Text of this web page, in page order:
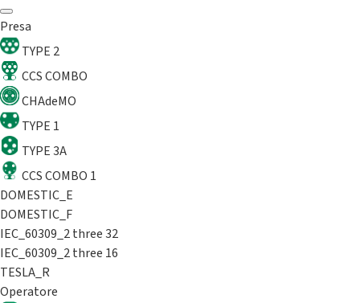
Presa
TYPE 2
CCS COMBO
CHAdeMO
TYPE 1
TYPE 3A
CCS COMBO 1
DOMESTIC_E
DOMESTIC_F
IEC_60309_2 three 32
IEC_60309_2 three 16
TESLA_R
Operatore